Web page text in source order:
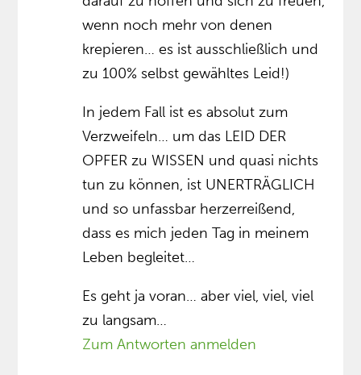
wenn noch mehr von denen
krepieren… es ist ausschließlich und
zu 100% selbst gewähltes Leid!)
In jedem Fall ist es absolut zum
Verzweifeln… um das LEID DER
OPFER zu WISSEN und quasi nichts
tun zu können, ist UNERTRÄGLICH
und so unfassbar herzerreißend,
dass es mich jeden Tag in meinem
Leben begleitet…
Es geht ja voran… aber viel, viel, viel
zu langsam…
Zum Antworten anmelden